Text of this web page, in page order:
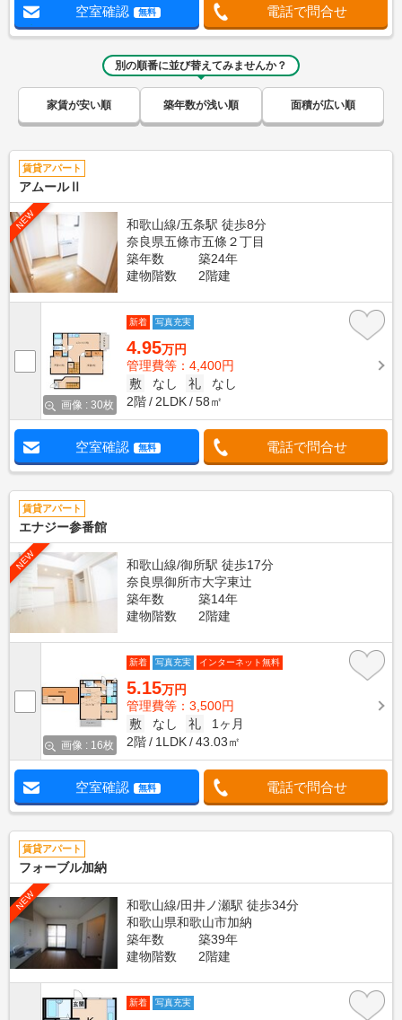
空室確認 無料 電話で問合せ
別の順番に並び替えてみませんか？
家賃が安い順 築年数が浅い順 面積が広い順
賃貸アパート
アムールⅡ
NEW
和歌山線/五条駅 徒歩8分
奈良県五條市五條２丁目
築年数
築24年
建物階数
2階建
画像 : 30枚
新着 写真充実
4.95万円
管理費等：4,400円
敷
なし 礼
なし
2階
2LDK 58㎡
空室確認 無料 電話で問合せ
賃貸アパート
エナジー参番館
NEW
和歌山線/御所駅 徒歩17分
奈良県御所市大字東辻
築年数
築14年
建物階数
2階建
画像 : 16枚
新着 写真充実 インターネット無料
5.15万円
管理費等：3,500円
敷
なし 礼
1ヶ月
2階
1LDK 43.03㎡
空室確認 無料 電話で問合せ
賃貸アパート
フォーブル加納
NEW
和歌山線/田井ノ瀬駅 徒歩34分
和歌山県和歌山市加納
築年数
築39年
建物階数
2階建
新着 写真充実